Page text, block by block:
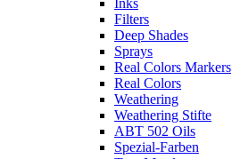
Inks
Filters
Deep Shades
Sprays
Real Colors Markers
Real Colors
Weathering
Weathering Stifte
ABT 502 Oils
Spezial-Farben